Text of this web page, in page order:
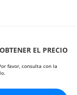
EL PRECIO
favor, consulta con la